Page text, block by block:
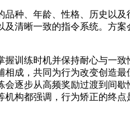
种、年龄、性格、历史以
清晰一致的指令系统。方案
训练时机并保持耐心与一
成，共同为行为改变创造最
逐步从高频奖励过渡到间
构都强调，行为矫正的终点